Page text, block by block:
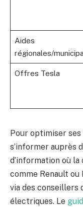
Aides
régionales/
Offres Tesla
Pour optimiser
s’informer auprès
d’information où la
comme Renault
via des conseillers
électriques. Le